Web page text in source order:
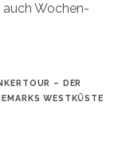
Wochen-
– DER
WESTKÜSTE